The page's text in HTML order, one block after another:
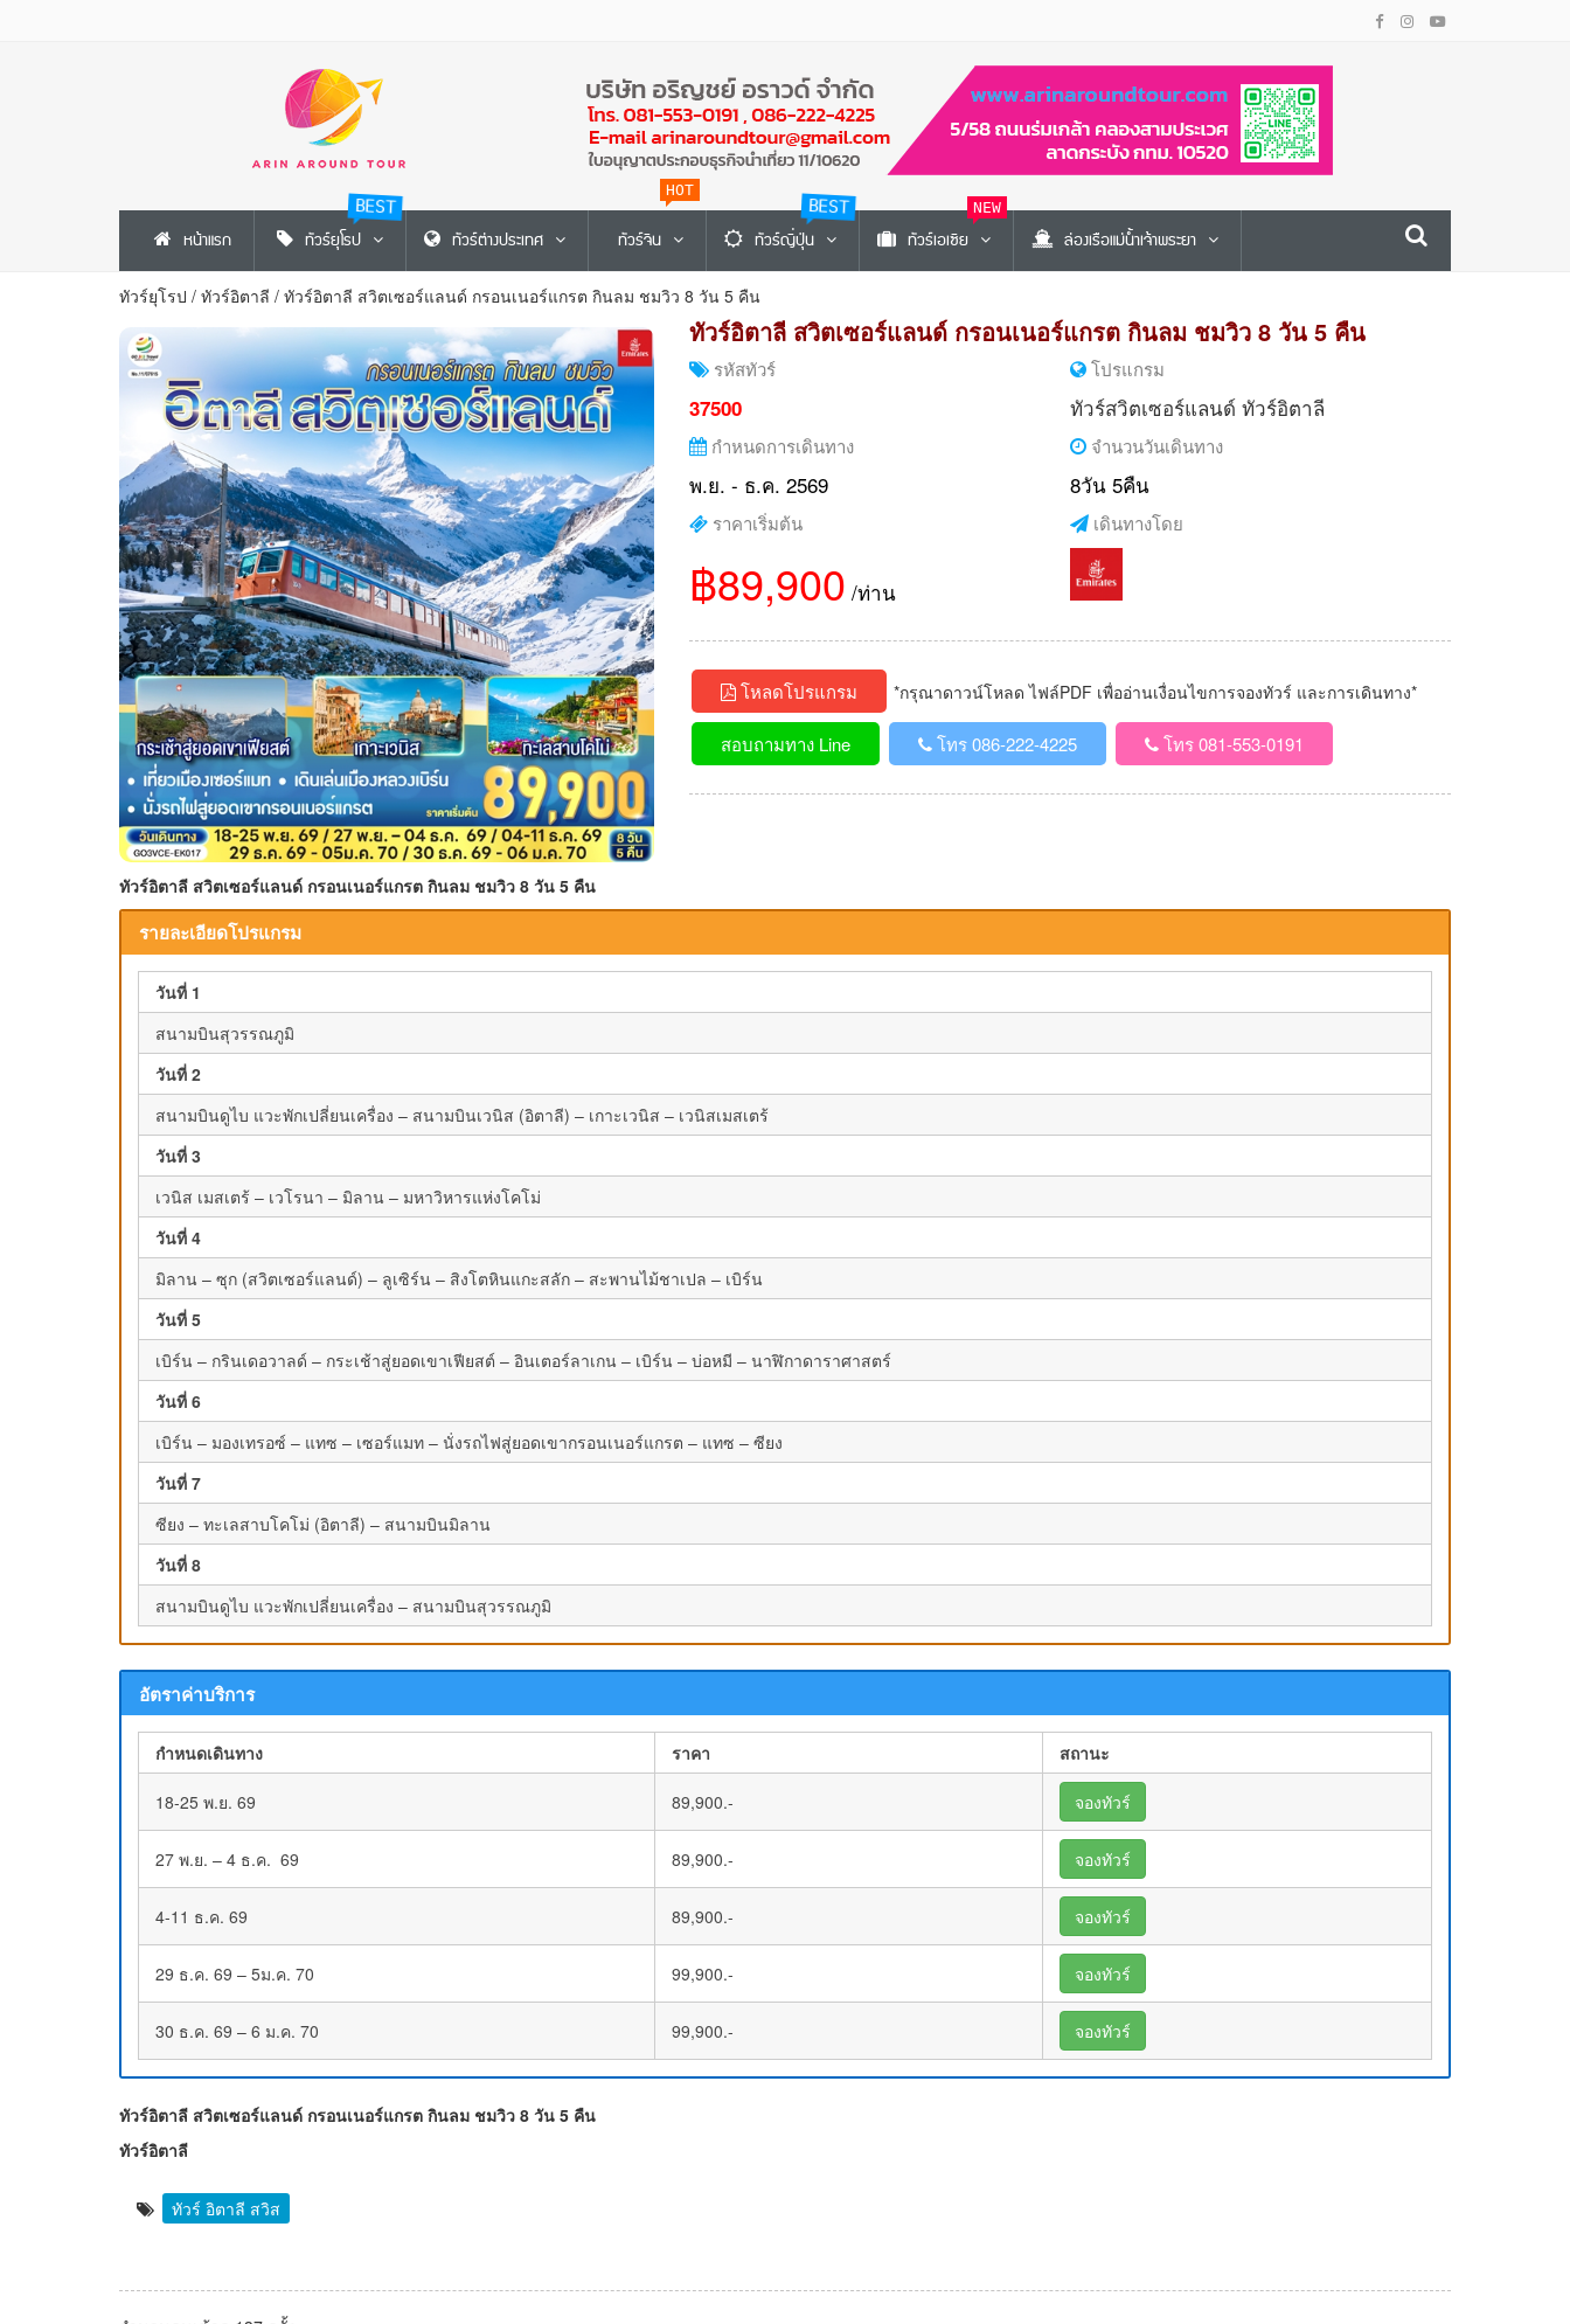
หน้าแรก ทัวร์ยุโรป
BEST
ทัวร์ต่างประเทศ ทัวร์จีน
HOT
ทัวร์ญี่ปุ่น
BEST
ทัวร์เอเซีย
NEW
ล่องเรือแม่น้ำเจ้าพระยา
ทัวร์ยุโรป / ทัวร์อิตาลี / ทัวร์อิตาลี สวิตเซอร์แลนด์ กรอนเนอร์แกรต กินลม ชมวิว 8 วัน 5 คืน
ทัวร์อิตาลี สวิตเซอร์แลนด์ กรอนเนอร์แกรต กินลม ชมวิว 8 วัน 5 คืน
รหัสทัวร์
37500
โปรแกรม
ทัวร์สวิตเซอร์แลนด์ ทัวร์อิตาลี
กำหนดการเดินทาง
พ.ย. - ธ.ค. 2569
จำนวนวันเดินทาง
8วัน 5คืน
ราคาเริ่มต้น
฿89,900 /ท่าน
เดินทางโดย
โหลดโปรแกรม *กรุณาดาวน์โหลด ไฟล์PDF เพื่ออ่านเงื่อนไขการจองทัวร์ และการเดินทาง*
สอบถามทาง Line โทร 086-222-4225 โทร 081-553-0191
ทัวร์อิตาลี สวิตเซอร์แลนด์ กรอนเนอร์แกรต กินลม ชมวิว 8 วัน 5 คืน
รายละเอียดโปรแกรม
วันที่ 1
สนามบินสุวรรณภูมิ
วันที่ 2
สนามบินดูไบ แวะพักเปลี่ยนเครื่อง – สนามบินเวนิส (อิตาลี) – เกาะเวนิส – เวนิสเมสเตร้
วันที่ 3
เวนิส เมสเตร้ – เวโรนา – มิลาน – มหาวิหารแห่งโคโม่
วันที่ 4
มิลาน – ซุก (สวิตเซอร์แลนด์) – ลูเซิร์น – สิงโตหินแกะสลัก – สะพานไม้ชาเปล – เบิร์น
วันที่ 5
เบิร์น – กรินเดอวาลด์ – กระเช้าสู่ยอดเขาเฟียสต์ – อินเตอร์ลาเกน – เบิร์น – บ่อหมี – นาฬิกาดาราศาสตร์
วันที่ 6
เบิร์น – มองเทรอซ์ – แทซ – เซอร์แมท – นั่งรถไฟสู่ยอดเขากรอนเนอร์แกรต – แทซ – ซียง
วันที่ 7
ซียง – ทะเลสาบโคโม่ (อิตาลี) – สนามบินมิลาน
วันที่ 8
สนามบินดูไบ แวะพักเปลี่ยนเครื่อง – สนามบินสุวรรณภูมิ
อัตราค่าบริการ
กำหนดเดินทาง ราคา สถานะ
18-25 พ.ย. 69 89,900.- จองทัวร์
27 พ.ย. – 4 ธ.ค. 69 89,900.- จองทัวร์
4-11 ธ.ค. 69 89,900.- จองทัวร์
29 ธ.ค. 69 – 5ม.ค. 70 99,900.- จองทัวร์
30 ธ.ค. 69 – 6 ม.ค. 70 99,900.- จองทัวร์
ทัวร์อิตาลี สวิตเซอร์แลนด์ กรอนเนอร์แกรต กินลม ชมวิว 8 วัน 5 คืน
ทัวร์อิตาลี
ทัวร์ อิตาลี สวิส